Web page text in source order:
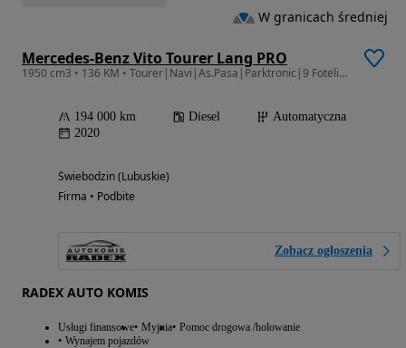
Mercedes-Benz Vito Tourer Lang PRO
1950 cm3 • 136 KM • Tourer|Navi|As.Pasa|Parktronic|9 Foteli| Serwis|Zarej.|GWARANCJA
194 000 km Diesel
Automatyczna
2020
Świebodzin (Lubuskie)
Firma • Podbite
Zobacz ogłoszenia
RADEX AUTO KOMIS
Usługi finansowe Myjnia Pomoc drogowa /holowanie
Wynajem pojazdów
W granicach średniej